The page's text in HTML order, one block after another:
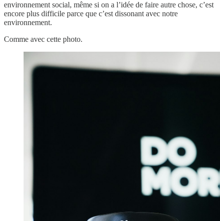
environnement social, même si on a l’idée de faire autre chose, c’est
encore plus difficile parce que c’est dissonant avec notre
environnement.
Comme avec cette photo.